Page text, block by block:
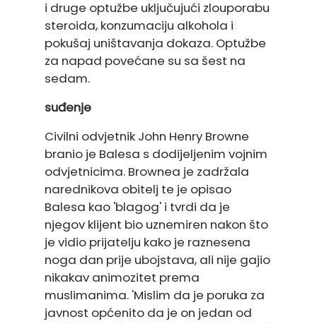
i druge optužbe uključujući zlouporabu
steroida, konzumaciju alkohola i
pokušaj uništavanja dokaza. Optužbe
za napad povećane su sa šest na
sedam.
suđenje
Civilni odvjetnik John Henry Browne
branio je Balesa s dodijeljenim vojnim
odvjetnicima. Brownea je zadržala
narednikova obitelj te je opisao
Balesa kao 'blagog' i tvrdi da je
njegov klijent bio uznemiren nakon što
je vidio prijatelju kako je raznesena
noga dan prije ubojstava, ali nije gajio
nikakav animozitet prema
muslimanima. 'Mislim da je poruka za
javnost općenito da je on jedan od